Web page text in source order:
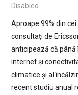
Disabled
Aproape 99% din
consultați de
anticipează că
internet și
climatice și al
recent studiu anual